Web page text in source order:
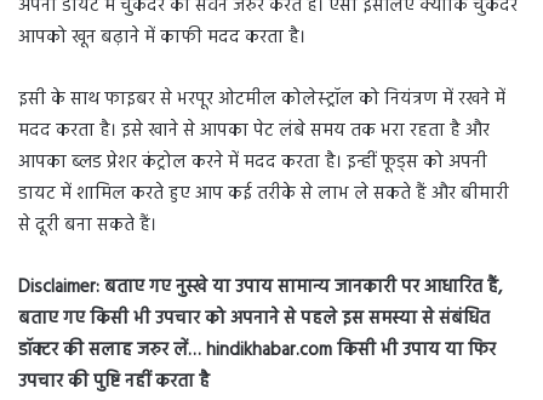
अपनी डायट में चुकंदर का सेवन जरुर करते हैं। ऐसा इसलिए क्योंकि चुकंदर
आपको खून बढ़ाने में काफी मदद करता है।
इसी के साथ फाइबर से भरपूर ओटमील कोलेस्ट्रॉल को नियंत्रण में रखने में
मदद करता है। इसे खाने से आपका पेट लंबे समय तक भरा रहता है और
आपका ब्लड प्रेशर कंट्रोल करने में मदद करता है। इन्हीं फूड्स को अपनी
डायट में शामिल करते हुए आप कई तरीके से लाभ ले सकते हैं और बीमारी
से दूरी बना सकते हैं।
Disclaimer: बताए गए नुस्खे या उपाय सामान्य जानकारी पर आधारित हैं,
बताए गए किसी भी उपचार को अपनाने से पहले इस समस्या से संबंधित
डॉक्टर की सलाह जरुर लें… hindikhabar.com किसी भी उपाय या फिर
उपचार की पुष्टि नहीं करता है